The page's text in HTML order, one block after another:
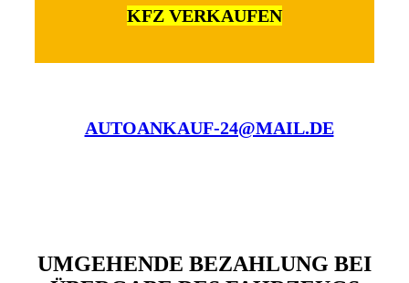
KFZ VERKAUFEN
AUTOANKAUF-24@MAIL.DE
UMGEHENDE BEZAHLUNG BEI